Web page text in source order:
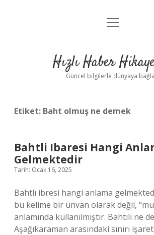
Anasayfa
Yasal Uyarı
menüyü
Hızlı Haber
Güncel bilgilerle dünyaya
Etiket: Baht olmuş ne demek
Bahtli Ibaresi Hangi
Gelmektedir
Tarih: Ocak 16, 2025
Bahtlı ibresi hangi anlama
bu kelime bir ünvan olarak değil,
anlamında kullanılmıştır. Bahtılı ne
Aşağıkaraman arasındaki sınırı